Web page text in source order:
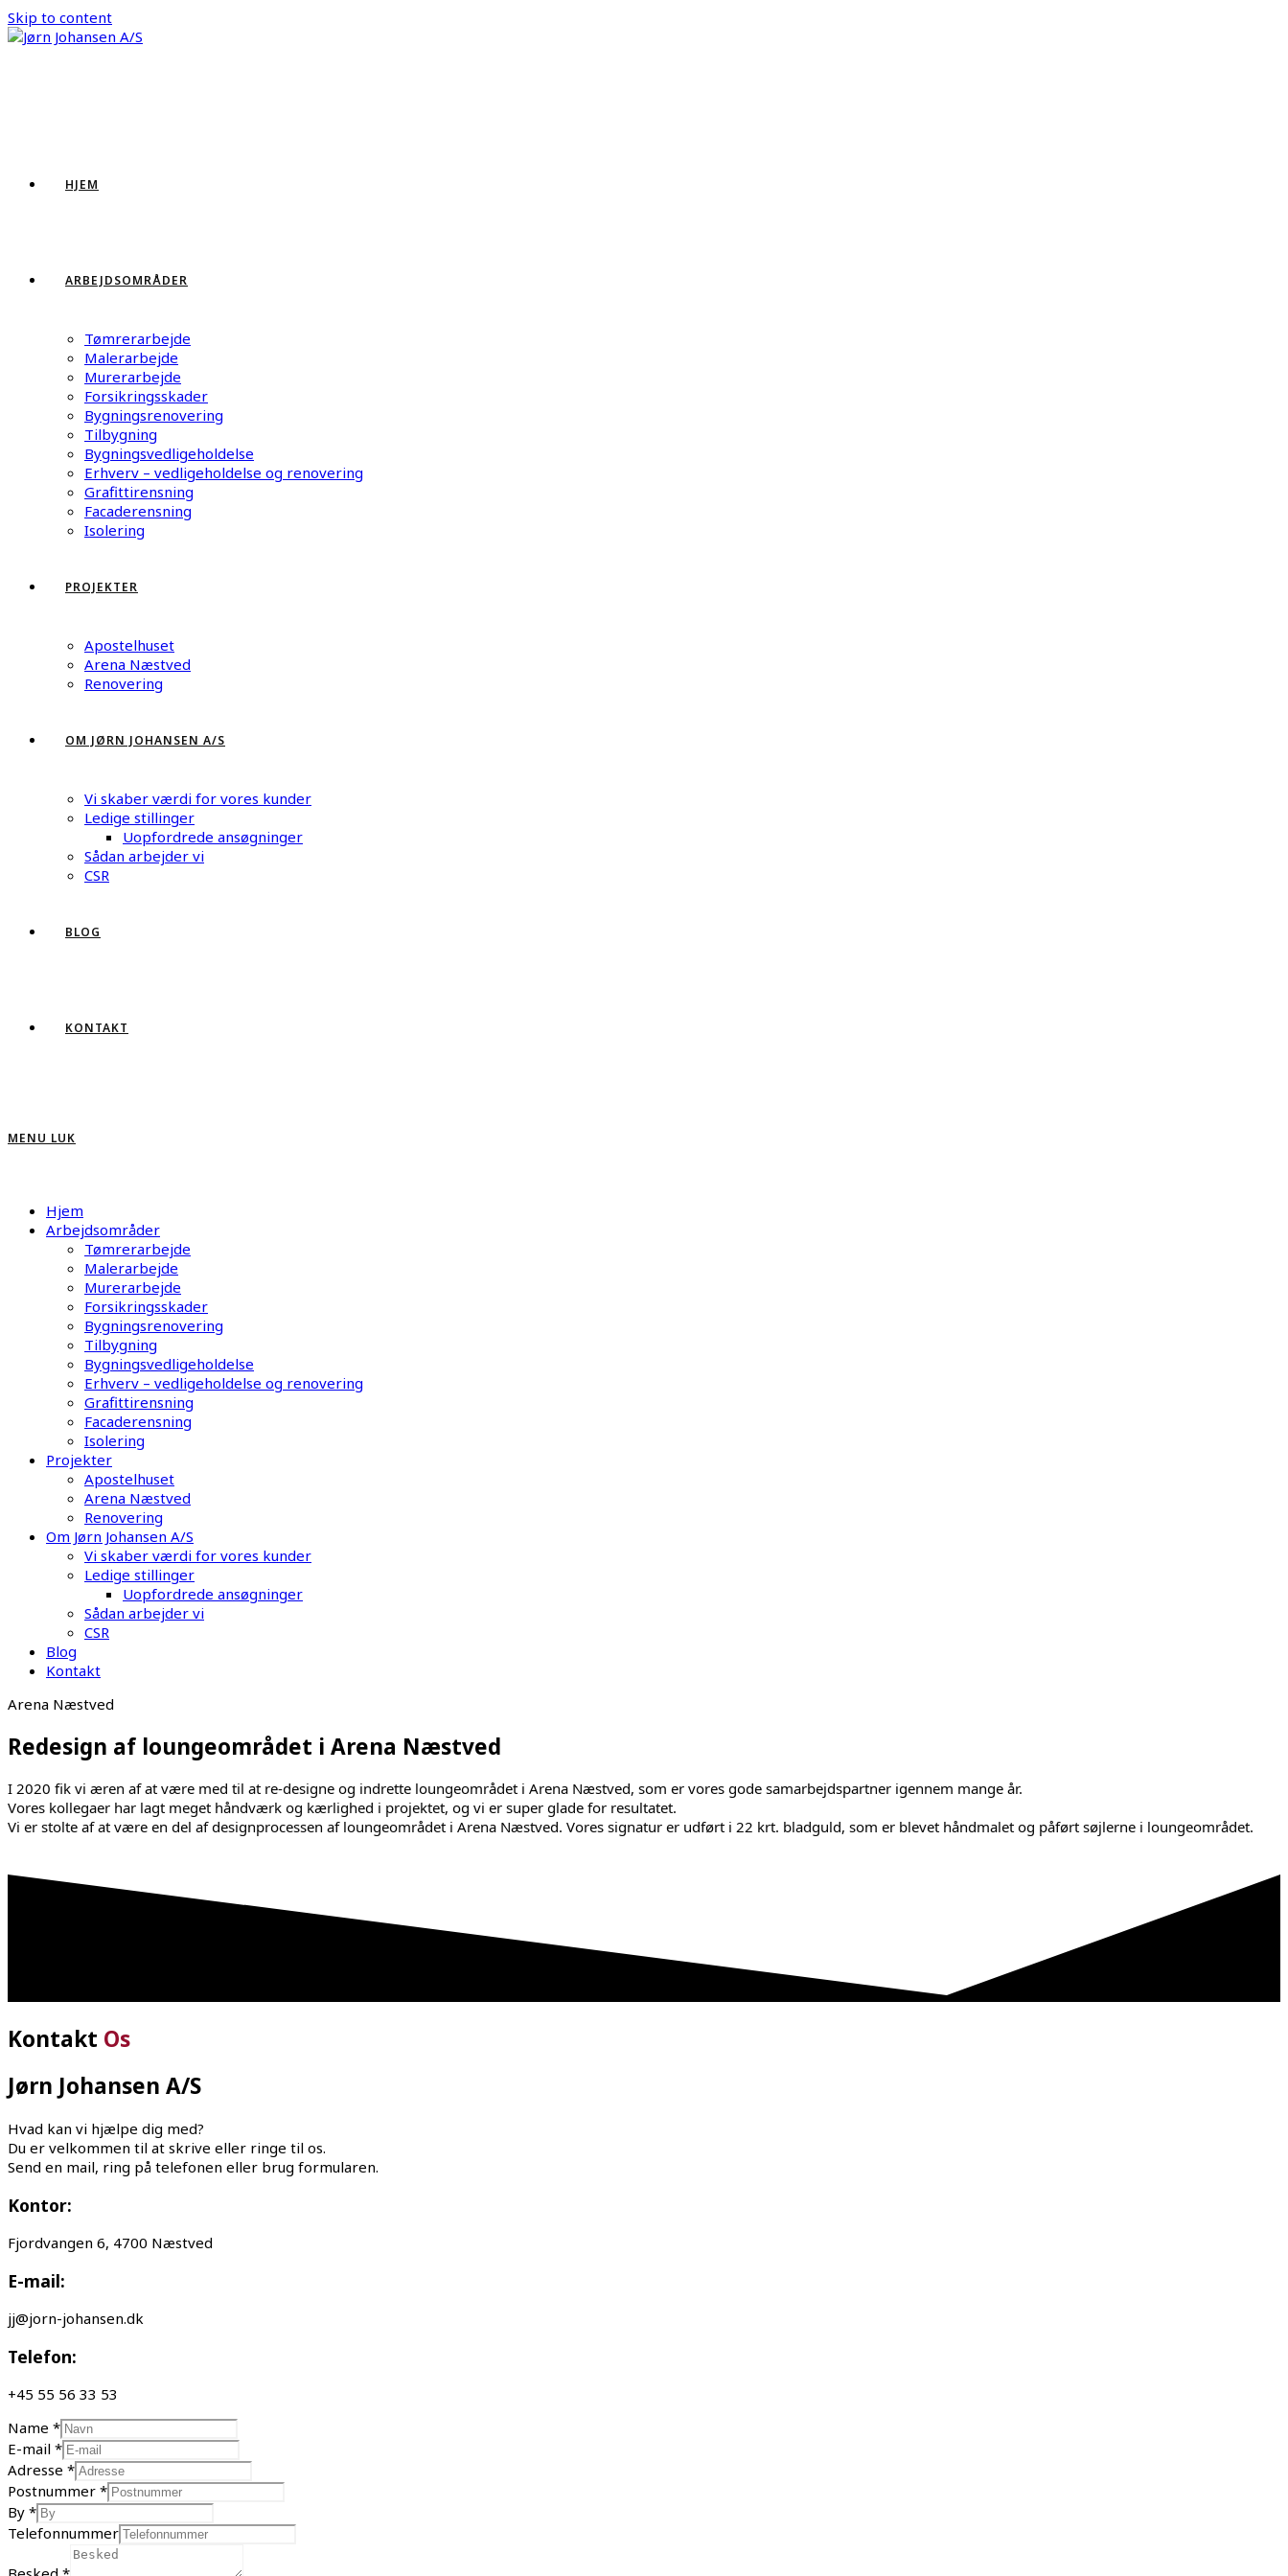
Skip to content
HJEM
ARBEJDSOMRÅDER
Tømrerarbejde
Malerarbejde
Murerarbejde
Forsikringsskader
Bygningsrenovering
Tilbygning
Bygningsvedligeholdelse
Erhverv – vedligeholdelse og renovering
Grafittirensning
Facaderensning
Isolering
PROJEKTER
Apostelhuset
Arena Næstved
Renovering
OM JØRN JOHANSEN A/S
Vi skaber værdi for vores kunder
Ledige stillinger
Uopfordrede ansøgninger
Sådan arbejder vi
CSR
BLOG
KONTAKT
MENU LUK
Hjem
Arbejdsområder
Tømrerarbejde
Malerarbejde
Murerarbejde
Forsikringsskader
Bygningsrenovering
Tilbygning
Bygningsvedligeholdelse
Erhverv – vedligeholdelse og renovering
Grafittirensning
Facaderensning
Isolering
Projekter
Apostelhuset
Arena Næstved
Renovering
Om Jørn Johansen A/S
Vi skaber værdi for vores kunder
Ledige stillinger
Uopfordrede ansøgninger
Sådan arbejder vi
CSR
Blog
Kontakt
Arena Næstved
Redesign af loungeområdet i Arena Næstved
I 2020 fik vi æren af at være med til at re-designe og indrette loungeområdet i Arena Næstved, som er vores gode samarbejdspartner igennem mange år.
Vores kollegaer har lagt meget håndværk og kærlighed i projektet, og vi er super glade for resultatet.
Vi er stolte af at være en del af designprocessen af loungeområdet i Arena Næstved. Vores signatur er udført i 22 krt. bladguld, som er blevet håndmalet og påført søjlerne i loungeområdet.
Kontakt Os
Jørn Johansen A/S
Hvad kan vi hjælpe dig med?
Du er velkommen til at skrive eller ringe til os.
Send en mail, ring på telefonen eller brug formularen.
Kontor:
Fjordvangen 6, 4700 Næstved
E-mail:
jj@jorn-johansen.dk
Telefon:
+45 55 56 33 53
Name *
E-mail *
Adresse *
Postnummer *
By *
Telefonnummer